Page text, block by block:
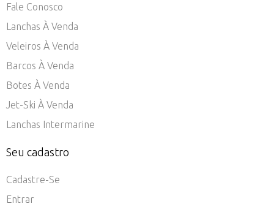
Fale Conosco
Lanchas À Venda
Veleiros À Venda
Barcos À Venda
Botes À Venda
Jet-Ski À Venda
Lanchas Intermarine
Seu cadastro
Cadastre-Se
Entrar